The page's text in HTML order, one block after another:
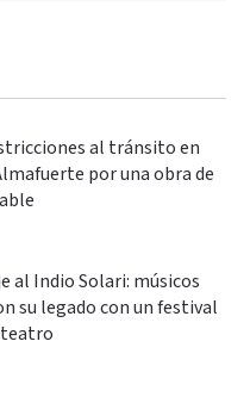
al tránsito en
por una obra de
al Indio Solari: músicos
su legado con un festival